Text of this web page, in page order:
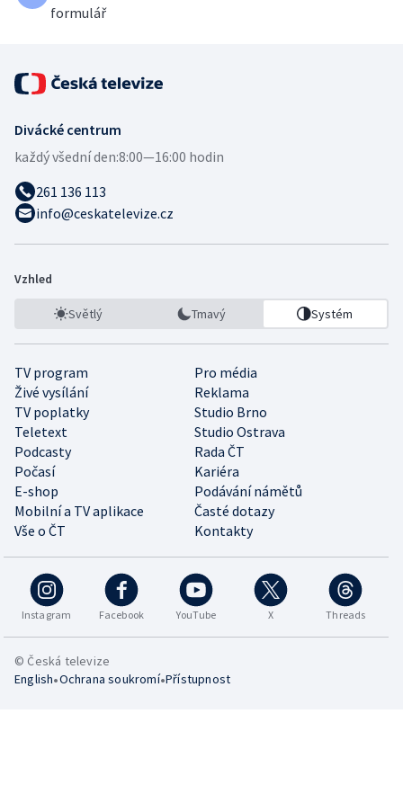
formulář
Divácké centrum
každý všední den:8:00—16:00 hodin
261 136 113
info@ceskatelevize.cz
Vzhled
Světlý Tmavý Systém
TV program
Pro média
Živé vysílání
Reklama
TV poplatky
Studio Brno
Teletext
Studio Ostrava
Podcasty
Rada ČT
Počasí
Kariéra
E-shop
Podávání námětů
Mobilní a TV aplikace
Časté dotazy
Vše o ČT
Kontakty
Instagram Facebook YouTube X Threads
© Česká televize
English•Ochrana soukromí•Přístupnost